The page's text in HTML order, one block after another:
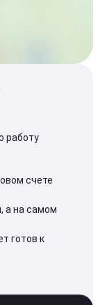
работу
счете
а на самом
готов к